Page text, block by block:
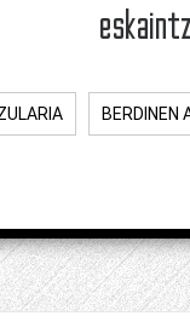
BERDINEN